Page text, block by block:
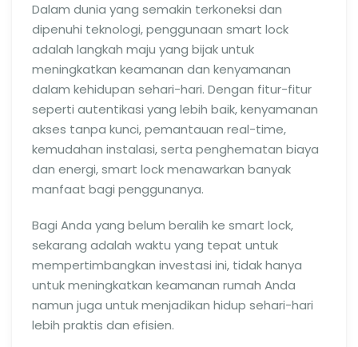
Dalam dunia yang semakin terkoneksi dan
dipenuhi teknologi, penggunaan smart lock
adalah langkah maju yang bijak untuk
meningkatkan keamanan dan kenyamanan
dalam kehidupan sehari-hari. Dengan fitur-fitur
seperti autentikasi yang lebih baik, kenyamanan
akses tanpa kunci, pemantauan real-time,
kemudahan instalasi, serta penghematan biaya
dan energi, smart lock menawarkan banyak
manfaat bagi penggunanya.
Bagi Anda yang belum beralih ke smart lock,
sekarang adalah waktu yang tepat untuk
mempertimbangkan investasi ini, tidak hanya
untuk meningkatkan keamanan rumah Anda
namun juga untuk menjadikan hidup sehari-hari
lebih praktis dan efisien.